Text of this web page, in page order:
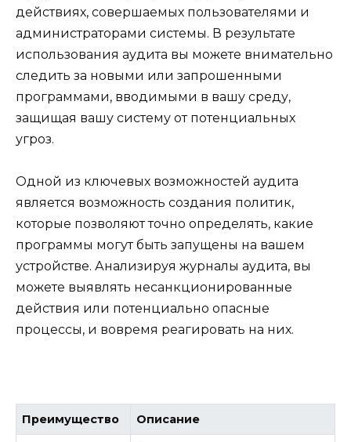
действиях, совершаемых пользователями и
администраторами системы. В результате
использования аудита вы можете внимательно
следить за новыми или запрошенными
программами, вводимыми в вашу среду,
защищая вашу систему от потенциальных
угроз.
Одной из ключевых возможностей аудита
является возможность создания политик,
которые позволяют точно определять, какие
программы могут быть запущены на вашем
устройстве. Анализируя журналы аудита, вы
можете выявлять несанкционированные
действия или потенциально опасные
процессы, и вовремя реагировать на них.
Преимущество Описание